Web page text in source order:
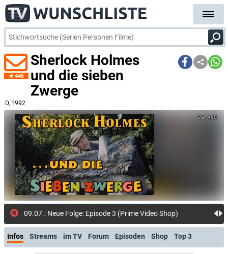
446
Sherlock Holmes
und die sieben
Zwerge
D, 1992
ARD
09.07.: Neue Folge: Episode 3 (Prime Video Shop)
Infos Streams im TV Forum Episoden Shop Top 3